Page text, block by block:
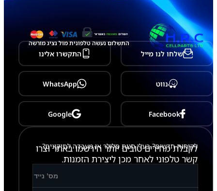
התשלום נעשה טלפונית מול נציג מורשה
שלחו לנו מייל התקשרו אלינו
נווט WhatsApp
Facebook
Google
לקוחות חדשים? בעלי חנות סלולר או מעבדה לתיקונים?
לקבלת מחירים טובים יותר הירשמו באתר וצרו
קשר טלפוני לאחר מכן ליצירת הזמנות.